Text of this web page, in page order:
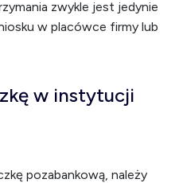
zwykle jest jedynie
w placówce firmy lub
w instytucji
pozabankową, należy